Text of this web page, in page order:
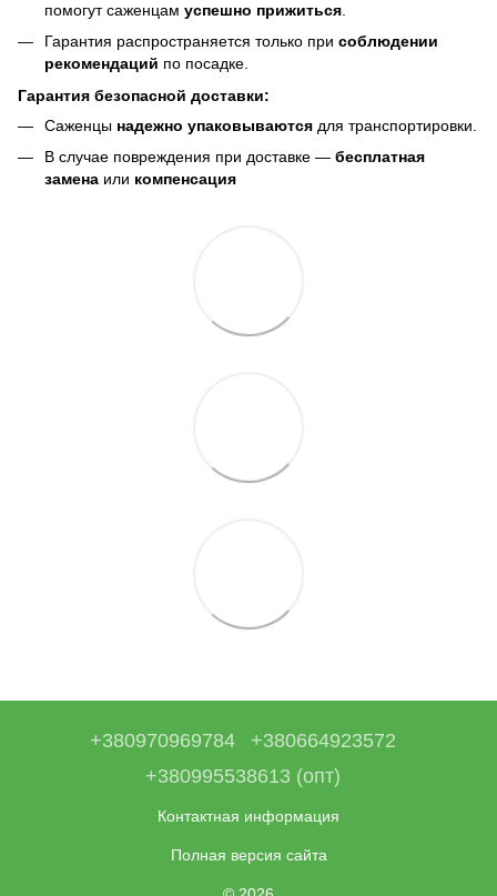
помогут саженцам успешно прижиться
Гарантия распространяется только при соблюдении
рекомендаций по посадке.
Гарантия безопасной доставки:
Саженцы надежно упаковываются для транспортировки.
В случае повреждения при доставке — бесплатная
замена или компенсация
+380970969784
+380664923572
+380995538613 (опт)
Контактная информация
Полная версия сайта